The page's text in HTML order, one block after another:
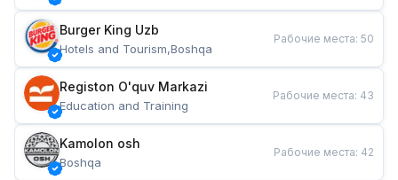
Burger King Uzb
Hotels and Tourism,Boshqa
Рабочие места: 50
Registon O'quv Markazi
Education and Training
Рабочие места: 43
Kamolon osh
Boshqa
Рабочие места: 42